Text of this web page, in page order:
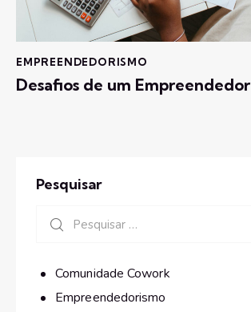
EMPREENDEDORISMO
Desafios de um Empreendedor
Pesquisar
Comunidade Cowork
Empreendedorismo